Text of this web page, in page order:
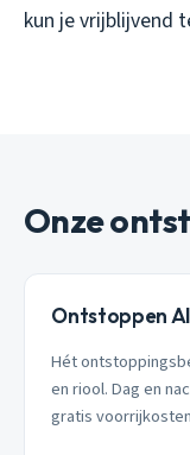
kun je vrijblijvend
Onze
Ontstoppen
Hét
en riool. Dag en
gratis